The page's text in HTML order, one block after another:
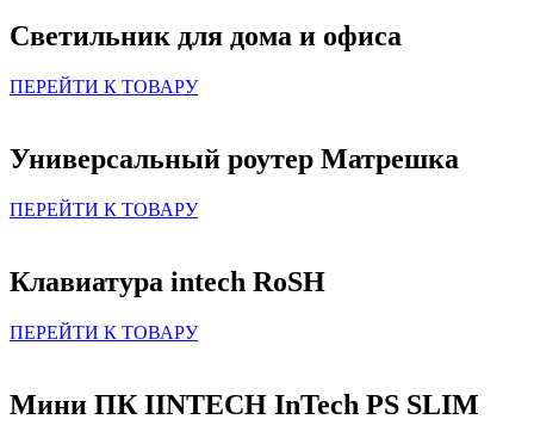
Светильник для дома и офиса
ПЕРЕЙТИ К ТОВАРУ
Универсальный роутер Матрешка
ПЕРЕЙТИ К ТОВАРУ
Клавиатура intech RoSH
ПЕРЕЙТИ К ТОВАРУ
Мини ПК IINTECH InTech PS SLIM